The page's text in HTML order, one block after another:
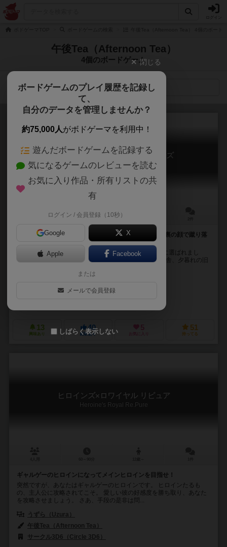
午後Tea（Afternoon Tea）
4個のボードゲーム
検索メニュー
ヒロインズ×ロワイヤル メモリーズ
HEROINE'S ROYAL MEMORIES
20～40分
好きなアイツを女子力で競り落とせ！(邪魔なアイツは裏の顔で蹴り落
突然ですが、またまたあなたはギャルゲーのヒロインに選ばれまし
た。 今回のゲームはオークションゲーム。 日中の新校舎、夕暮れの旧
午後Tea（Afternoon Tea）
13
興味あり
40
経験あり
5
お気に入り
51
持ってる
ヒロインズ×ロワイヤル リピュア
Heroine's Royal Re.Pure
ギャルゲーのヒロインになってメインヒロインを目指せ！
突然ですが、あなたはギャルゲーのヒロインです。 ヒロインたるも
の、主人公に攻略されてこそ。 愛しい彼の好感度を勝ち取り、あなた
を攻略させましょう。 さあ、手段の是非は問...
うずら（Uzura）
午後Tea（Afternoon Tea）
サークル3D6（Circle 3D6）
閉じる
ボードゲームのプレイ履歴を記録し
て、
自分のデータを管理しませんか？
約75,000人がボドゲーマを利用中！
遊んだボードゲームを記録する
気になるゲームのレビューを読む
お気に入り作品・所有リストの共
有
ログイン / 会員登録（10秒）
Google X
Apple Facebook
または
メールで会員登録
しばらく表示しない